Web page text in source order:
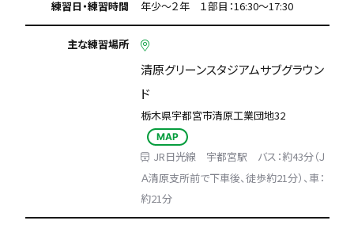
練習日・練習時間 年少～２年 １部目：16:30～17:30
主な練習場所
清原グリーンスタジアムサブグラウン
ド
栃木県宇都宮市清原工業団地32
MAP
JR日光線 宇都宮駅 バス：約43分（Ｊ
Ａ清原支所前で下車後、徒歩約21分）、車：
約21分